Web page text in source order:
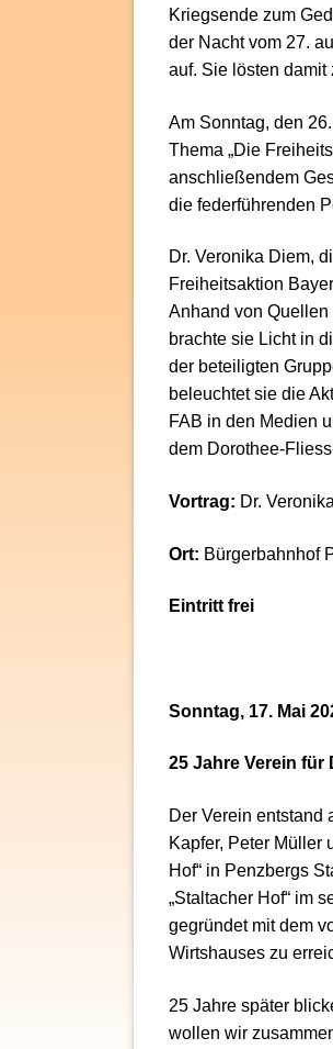
Kriegsende zum
der Nacht vom 27.
auf. Sie lösten
Am Sonntag, den
Thema „Die
anschließendem
die federführenden
Dr. Veronika Diem,
Freiheitsaktion
Anhand von Quellen
brachte sie Licht in
der beteiligten
beleuchtet sie die
FAB in den Medien
dem Dorothee-
Vortrag: Dr.
Ort: Bürgerbahnhof
Eintritt frei
Sonntag, 17. Mai
25 Jahre Verein
Der Verein entstand
Kapfer, Peter Müller
Hof“ in Penzbergs
„Staltacher Hof“ im
gegründet mit dem
Wirtshauses zu
25 Jahre später
wollen wir